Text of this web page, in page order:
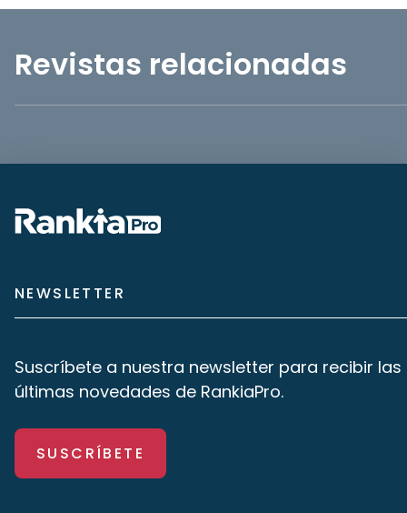
Revistas relacionadas
NEWSLETTER
Suscríbete a nuestra newsletter para recibir las
últimas novedades de RankiaPro.
SUSCRÍBETE